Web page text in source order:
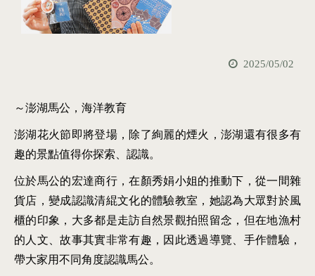
2025/05/02
～澎湖馬公，海洋教育
澎湖花火節即將登場，除了絢麗的煙火，澎湖還有很多有
趣的景點值得你探索、認識。
位於馬公的宏達商行，在顏秀娟小姐的推動下，從一間雜
貨店，變成認識清緄文化的體驗教室，她認為大眾對於風
櫃的印象，大多都是走訪自然景觀拍照留念，但在地漁村
的人文、故事其實非常有趣，因此透過導覽、手作體驗，
帶大家用不同角度認識馬公。